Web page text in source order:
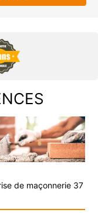
de maçonnerie 37